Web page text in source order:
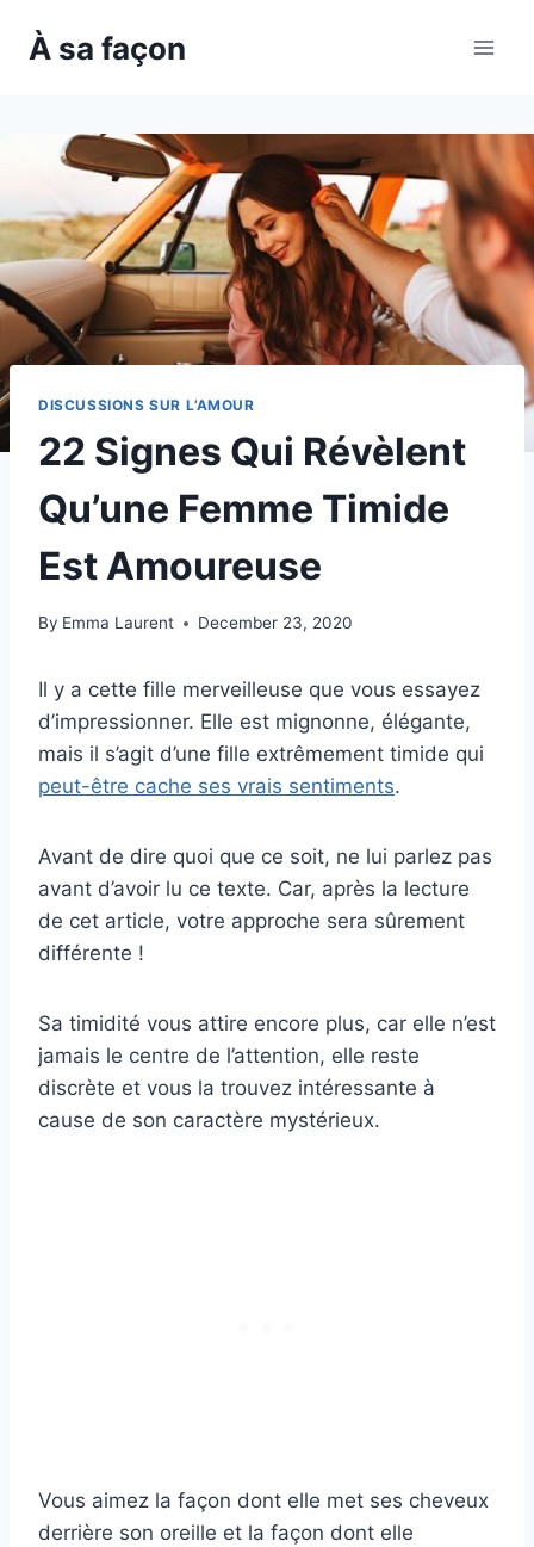
À sa façon
DISCUSSIONS SUR L’AMOUR
22 Signes Qui Révèlent
Qu’une Femme Timide
Est Amoureuse
By Emma Laurent December 23, 2020
Il y a cette fille merveilleuse que vous essayez
d’impressionner. Elle est mignonne, élégante,
mais il s’agit d’une fille extrêmement timide qui
peut-être cache ses vrais sentiments.
Avant de dire quoi que ce soit, ne lui parlez pas
avant d’avoir lu ce texte. Car, après la lecture
de cet article, votre approche sera sûrement
différente !
Sa timidité vous attire encore plus, car elle n’est
jamais le centre de l’attention, elle reste
discrète et vous la trouvez intéressante à
cause de son caractère mystérieux.
Vous aimez la façon dont elle met ses cheveux
derrière son oreille et la façon dont elle